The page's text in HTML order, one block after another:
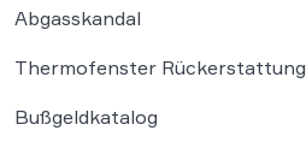
Abgasskandal
Thermofenster Rückerstattung
Bußgeldkatalog